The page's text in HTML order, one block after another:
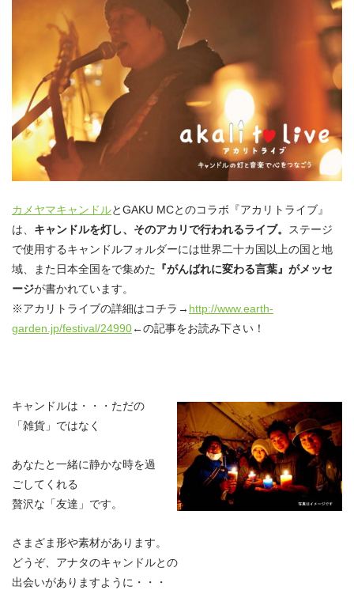
カメヤマキャンドルとGAKU MCとのコラボ『アカリトライブ』
は、 キャンドルを灯し、そのアカリで行われるライブ。
ステージ
で使用するキャンドルフォルダーには世界二十カ国以上の国と地
域、また日本全国をで集めた
『がんばれに変わる言葉』がメッセ
ージが書かれています。
※アカリトライブの詳細はコチラ→ http://www.earth-
garden.jp/festival/24990←の記事をお読み下さい！
キャンドルは・・・ただの
「雑貨」ではなく
あなたと一緒に静かな時を過
ごしてくれる
贅沢な「友達」です。
さまざま形や素材があります。
どうぞ、アナタのキャンドルとの
出会いがありますように・・・